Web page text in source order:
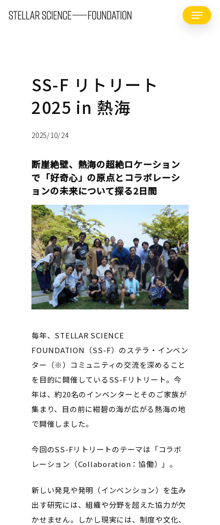
Menu
SS-F リトリート
2025 in 熱海
2025/10/24
断崖絶壁、熱海の超絶ロケーション
で「好奇心」の原点とコラボレーシ
ョンの未来について探る2日間
毎年、STELLAR SCIENCE
FOUNDATION（SS-F）のステラ・インベン
ター（※）コミュニティの交流を深めること
を目的に開催しているSS-Fリトリート。今
年は、約20名のインベンターとそのご家族が
集まり、目の前に紺碧の海が広がる熱海の地
で開催しました。
今回のSS-Fリトリートのテーマは「コラボ
レーション（Collaboration：協働）」。
新しい発見や発明（インベンション）を生み
出す研究には、組織や分野を超えた協力が欠
かせません。しかし現実には、制度や文化、